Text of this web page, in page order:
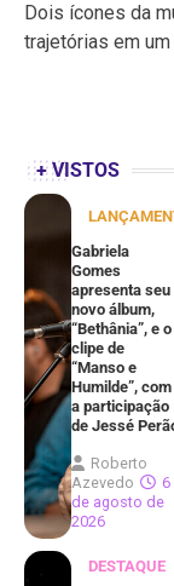
Dois ícones da
trajetórias em
+ VISTOS
Gabriela
Gomes
apresenta seu
novo álbum,
“Bethânia”, e o
clipe de
“Manso e
Humilde”, com
a participação
de Jessé
Roberto
Azevedo
6
de agosto de
2026
DESTAQUE